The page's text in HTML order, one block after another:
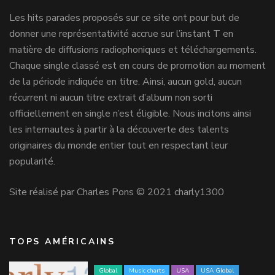
Les hits parades proposés sur ce site ont pour but de
donner une représentativité accrue sur l’instant T en
matière de diffusions radiophoniques et téléchargements.
Chaque single classé est en cours de promotion au moment
de la période indiquée en titre. Ainsi, aucun gold, aucun
récurrent ni aucun titre extrait d’album non sorti
officiellement en single n’est éligible. Nous incitons ainsi
les internautes à partir à la découverte des talents
originaires du monde entier tout en respectant leur
popularité.
Site réalisé par Charles Pons © 2021 charly1300
TOPS AMÉRICAINS
Global Music charts USA USA Global